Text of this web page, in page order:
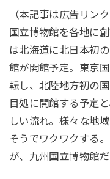
（本記事は広告リン
国立博物館を各地に
は北海道に北日本初
館が開館予定。東京
転し、北陸地方初の
目処に開館する予定
しい流れ。様々な地
そうでワクワクする
が、九州国立博物館